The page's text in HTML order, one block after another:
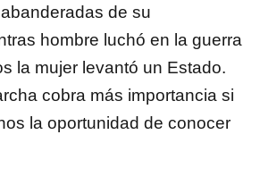
de su
hombre luchó en la guerra
la mujer levantó un Estado.
cobra más importancia si
la oportunidad de conocer